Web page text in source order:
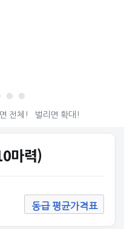
전체! 벌리면 확대!
마력)
동급 평균가격표